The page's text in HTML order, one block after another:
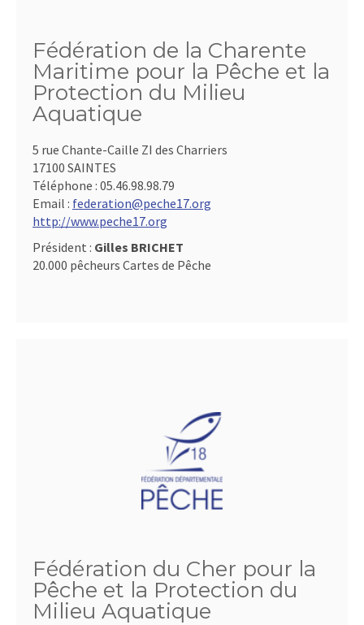
Fédération de la Charente
Maritime pour la Pêche et la
Protection du Milieu
Aquatique
5 rue Chante-Caille ZI des Charriers
17100 SAINTES
Téléphone : 05.46.98.98.79
Email : federation@peche17.org
http://www.peche17.org
Président : Gilles BRICHET
20.000 pêcheurs Cartes de Pêche
Fédération du Cher pour la
Pêche et la Protection du
Milieu Aquatique